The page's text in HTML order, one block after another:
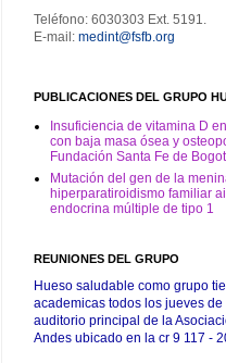
Teléfono: 6030303 Ext. 5191.
E-mail: medint@fsfb.org
PUBLICACIONES DEL GRUPO
Insuficiencia de vitamina D
con baja masa ósea y
Fundación Santa Fe de
Mutación del gen de la
hiperparatiroidismo familiar
endocrina múltiple de tipo 1
REUNIONES DEL GRUPO
Hueso saludable como grupo
academicas todos los jueves
auditorio principal de la
Andes ubicado en la cr 9 117 -